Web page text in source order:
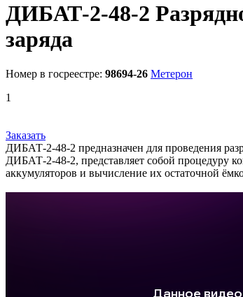
ДИБАТ-2-48-2
заряда
Номер в госреестре: 98694-26 Метерон
1
Заказать
ДИБАТ-2-48-2 предназначен для проведения
ДИБАТ-2-48-2, представляет собой процедуру
аккумуляторов и вычисление их остаточной